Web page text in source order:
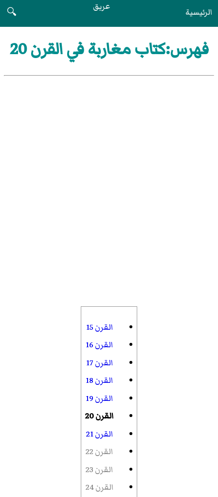
الرئيسية عريق
🔍
فهرس:كتاب مغاربة في القرن 20
القرن 15
القرن 16
القرن 17
القرن 18
القرن 19
القرن 20
القرن 21
القرن 22
القرن 23
القرن 24